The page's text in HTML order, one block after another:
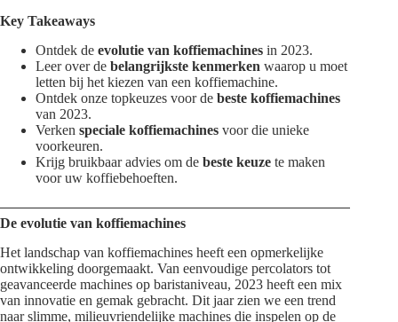
Key Takeaways
Ontdek de evolutie van koffiemachines in 2023.
Leer over de belangrijkste kenmerken waarop u moet
letten bij het kiezen van een koffiemachine.
Ontdek onze topkeuzes voor de beste koffiemachines
van 2023.
Verken speciale koffiemachines voor die unieke
voorkeuren.
Krijg bruikbaar advies om de beste keuze te maken
voor uw koffiebehoeften.
De evolutie van koffiemachines
Het landschap van koffiemachines heeft een opmerkelijke
ontwikkeling doorgemaakt. Van eenvoudige percolators tot
geavanceerde machines op baristaniveau, 2023 heeft een mix
van innovatie en gemak gebracht. Dit jaar zien we een trend
naar slimme, milieuvriendelijke machines die inspelen op de